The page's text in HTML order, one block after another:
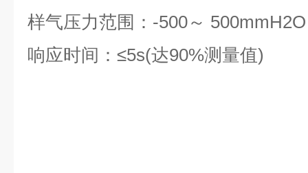
样气压力范围：-500～ 500mmH2O
响应时间：≤5s(达90%测量值)